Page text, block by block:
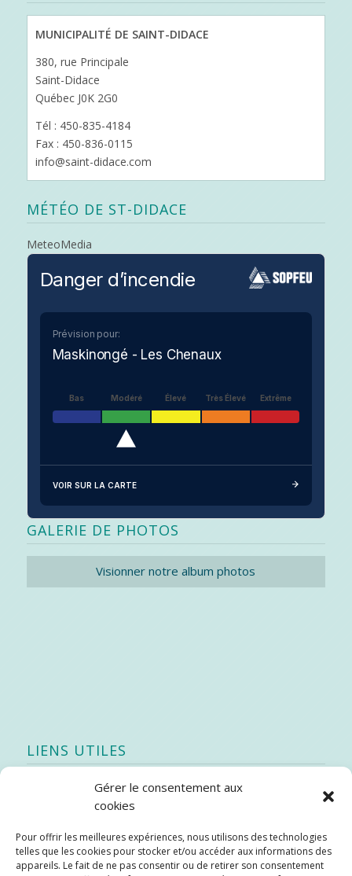
Gérer le consentement aux
cookies
Pour offrir les meilleures expériences, nous utilisons des technologies
telles que les cookies pour stocker et/ou accéder aux informations des
appareils. Le fait de ne pas consentir ou de retirer son consentement
MUNICIPALITÉ DE SAINT-DIDACE
380, rue Principale
Saint-Didace
Québec J0K 2G0
Tél : 450-835-4184
Fax : 450-836-0115
info@saint-didace.com
MÉTÉO DE ST-DIDACE
MeteoMedia
Danger d’incendie
Prévision pour:
Maskinongé - Les Chenaux
Bas Modéré Élevé Très Élevé Extrême
VOIR SUR LA CARTE
GALERIE DE PHOTOS
Visionner notre album photos
LIENS UTILES
Quoi de neuf
Stratégie québécoise d’économie d’eau potable
Bibliothèque